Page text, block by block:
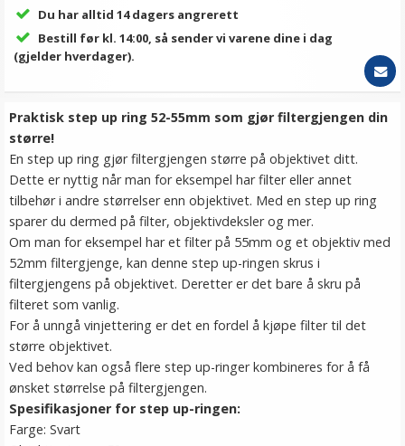
Du har alltid 14 dagers angrerett
Bestill før kl. 14:00, så sender vi varene dine i dag
(gjelder hverdager).
Praktisk step up ring 52-55mm som gjør filtergjengen din
større!
En step up ring gjør filtergjengen større på objektivet ditt.
Dette er nyttig når man for eksempel har filter eller annet
tilbehør i andre størrelser enn objektivet. Med en step up ring
sparer du dermed på filter, objektivdeksler og mer.
Om man for eksempel har et filter på 55mm og et objektiv med
52mm filtergjenge, kan denne step up-ringen skrus i
filtergjengens på objektivet. Deretter er det bare å skru på
filteret som vanlig.
For å unngå vinjettering er det en fordel å kjøpe filter til det
større objektivet.
Ved behov kan også flere step up-ringer kombineres for å få
ønsket størrelse på filtergjengen.
Spesifikasjoner for step up-ringen:
Farge: Svart